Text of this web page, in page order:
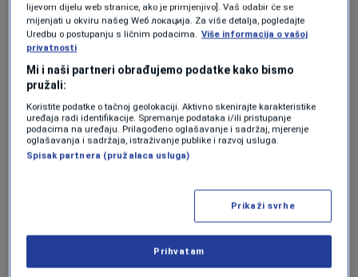
SZO-a, uključujući BiH, kao i Albaniju, Armeniju,
Azerbejdžan, Bjelorusiju, Gruziju, Kazahstan,
Kirgistan, Crnu Goru, Sjevernu Makedoniju,
Republiku Moldaviju, Tadžikistan, Tursku i
Uzbekistan. U istraživanju je učestvovalo
ukupno 1.055 ispitanika iz BiH, što ovo
istraživanje čini prvim te vrste u regiji.
"Naši nalazi ilustriraju nedostatke u znanju,
stavovima i ponašanju u vezi sa nepravilnom
upotrebom antibiotika, što može dovesti do
lijevom dijelu web stranice, ako je primjenjivo]. Vaš odabir će se
mijenjati u okviru našeg Wеб локација. Za više detalja, pogledajte
Uredbu o postupanju s ličnim podacima. Više informacija o vašoj
privatnosti
Mi i naši partneri obrađujemo podatke kako bismo
pružali:
Koristite podatke o tačnoj geolokaciji. Aktivno skenirajte karakteristike
uređaja radi identifikacije. Spremanje podataka i/ili pristupanje
podacima na uređaju. Prilagođeno oglašavanje i sadržaj, mjerenje
oglašavanja i sadržaja, istraživanje publike i razvoj usluga.
Spisak partnera (pružalaca usluga)
Prikaži svrhe
Prihvatam